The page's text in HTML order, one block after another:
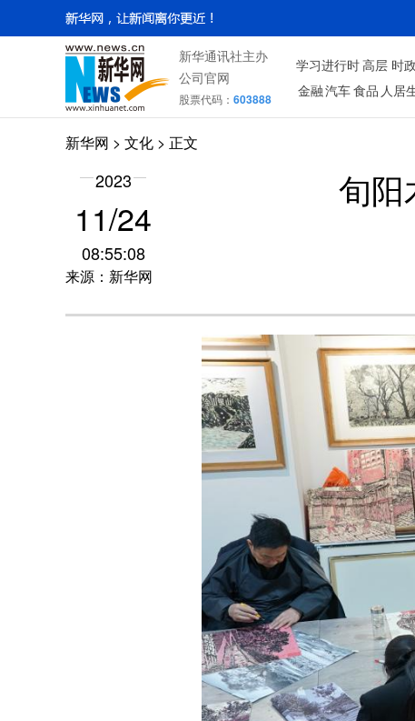
新华通讯社主办
公司官网
股票代码： 603888
学习进行时 高层 时政
金融 汽车 食品 人居
新华网 > 文化 > 正文
2023
11/24
08:55:08
来源：新华网
旬阳